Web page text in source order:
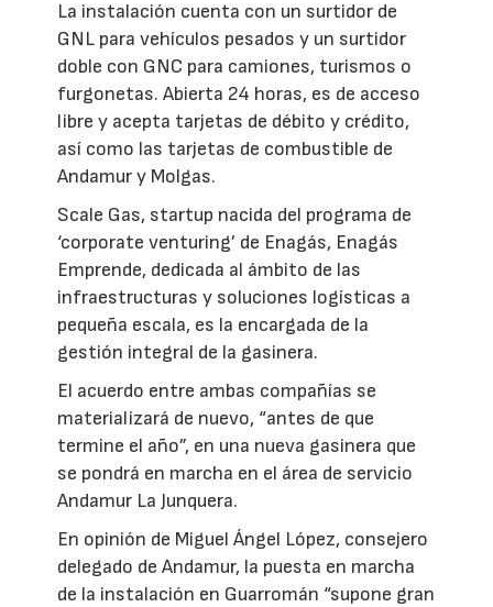
La instalación cuenta con un surtidor de
GNL para vehículos pesados y un surtidor
doble con GNC para camiones, turismos o
furgonetas. Abierta 24 horas, es de acceso
libre y acepta tarjetas de débito y crédito,
así como las tarjetas de combustible de
Andamur y Molgas.
Scale Gas, startup nacida del programa de
‘corporate venturing’ de Enagás, Enagás
Emprende, dedicada al ámbito de las
infraestructuras y soluciones logísticas a
pequeña escala, es la encargada de la
gestión integral de la gasinera.
El acuerdo entre ambas compañías se
materializará de nuevo, “antes de que
termine el año”, en una nueva gasinera que
se pondrá en marcha en el área de servicio
Andamur La Junquera.
En opinión de Miguel Ángel López, consejero
delegado de Andamur, la puesta en marcha
de la instalación en Guarromán “supone gran